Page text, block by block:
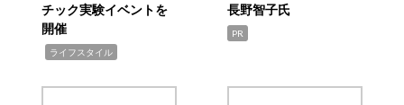
チック実験イベントを
開催
ライフスタイル
長野智子氏
PR